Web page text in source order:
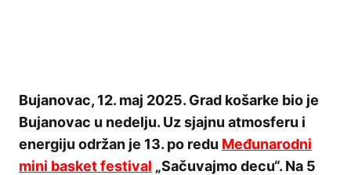
Bujanovac, 12. maj 2025. Grad košarke bio je
Bujanovac u nedelju. Uz sjajnu atmosferu i
energiju održan je 13. po redu Međunarodni
mini basket festival „Sačuvajmo decu“. Na 5